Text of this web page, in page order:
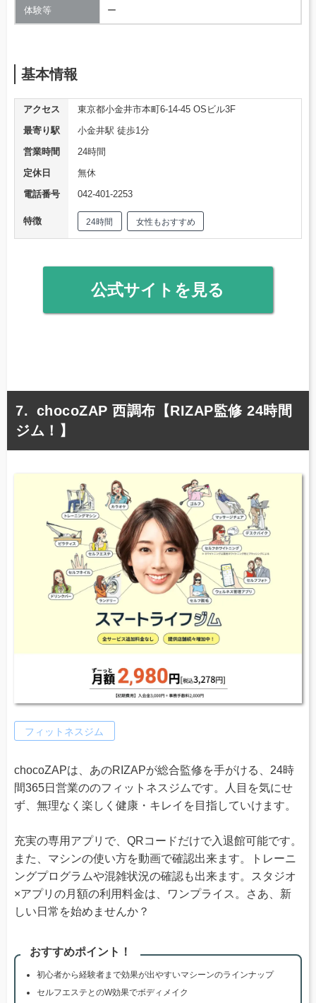
体験等 ー
基本情報
アクセス
東京都小金井市本町6-14-45 OSビル3F
最寄り駅
小金井駅 徒歩1分
営業時間
24時間
定休日
無休
電話番号
042-401-2253
特徴 24時間 女性もおすすめ
公式サイトを見る
chocoZAP 西調布【RIZAP監修 24時間
ジム！】
フィットネスジム
chocoZAPは、あのRIZAPが総合監修を手がける、24時
間365日営業ののフィットネスジムです。人目を気にせ
ず、無理なく楽しく健康・キレイを目指していけます。
充実の専用アプリで、QRコードだけで入退館可能です。
また、マシンの使い方を動画で確認出来ます。トレーニ
ングプログラムや混雑状況の確認も出来ます。スタジオ
×アプリの月額の利用料金は、ワンプライス。さあ、新
しい日常を始めませんか？
おすすめポイント！
初心者から経験者まで効果が出やすいマシーンのラインナップ
セルフエステとのW効果でボディメイク